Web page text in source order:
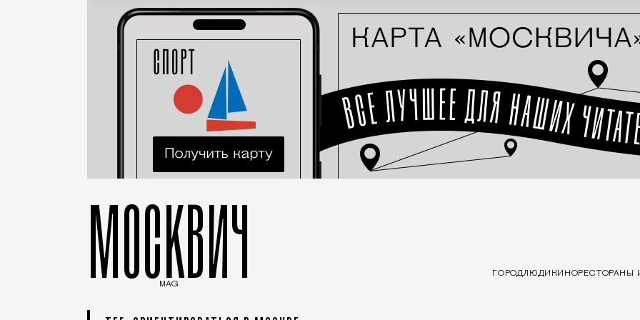
МОСКВИЧ
MAG
ГОРОДЛЮДИ КИНОРЕСТОРАНЫ